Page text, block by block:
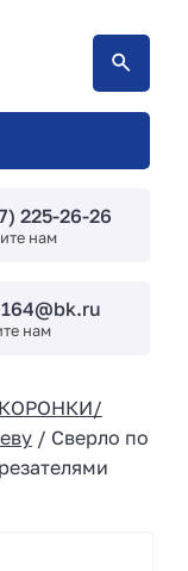
225-26-26
нам
нам
/ Сверло по